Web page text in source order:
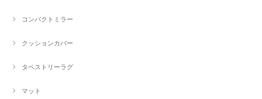
コンパクトミラー
クッションカバー
タペストリーラグ
マット